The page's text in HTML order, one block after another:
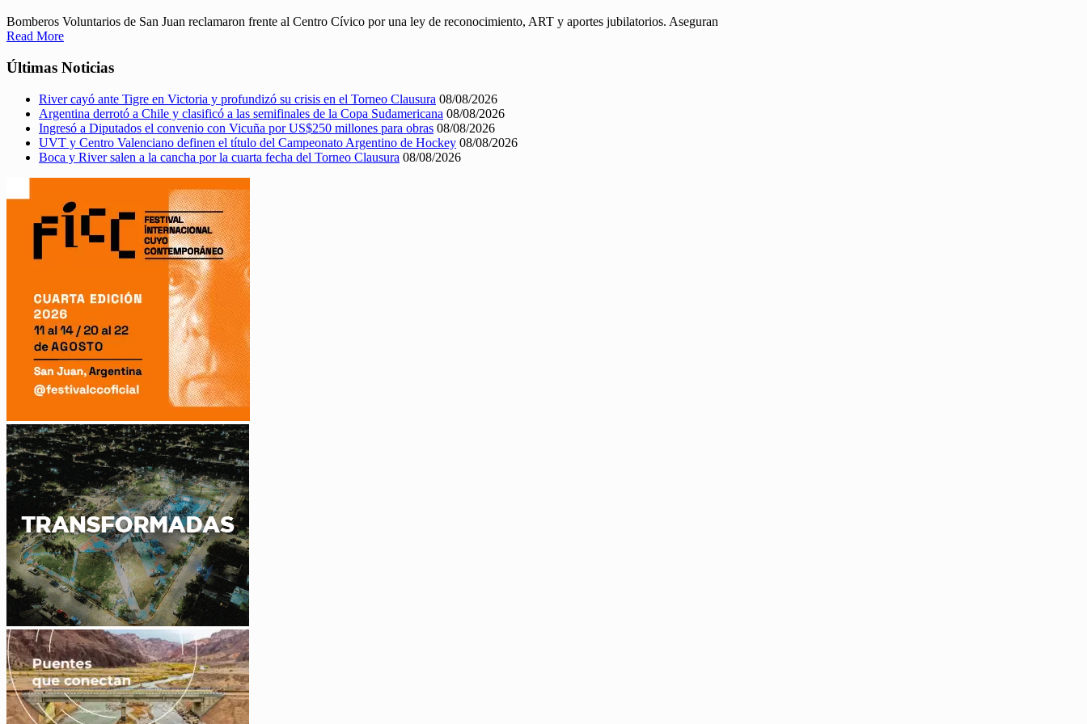
Bomberos Voluntarios de San Juan reclamaron frente al Centro Cívico por una ley de reconocimiento, ART y aportes jubilatorios. Aseguran
Read More
Últimas Noticias
River cayó ante Tigre en Victoria y profundizó su crisis en el Torneo Clausura 08/08/2026
Argentina derrotó a Chile y clasificó a las semifinales de la Copa Sudamericana 08/08/2026
Ingresó a Diputados el convenio con Vicuña por US$250 millones para obras 08/08/2026
UVT y Centro Valenciano definen el título del Campeonato Argentino de Hockey 08/08/2026
Boca y River salen a la cancha por la cuarta fecha del Torneo Clausura 08/08/2026